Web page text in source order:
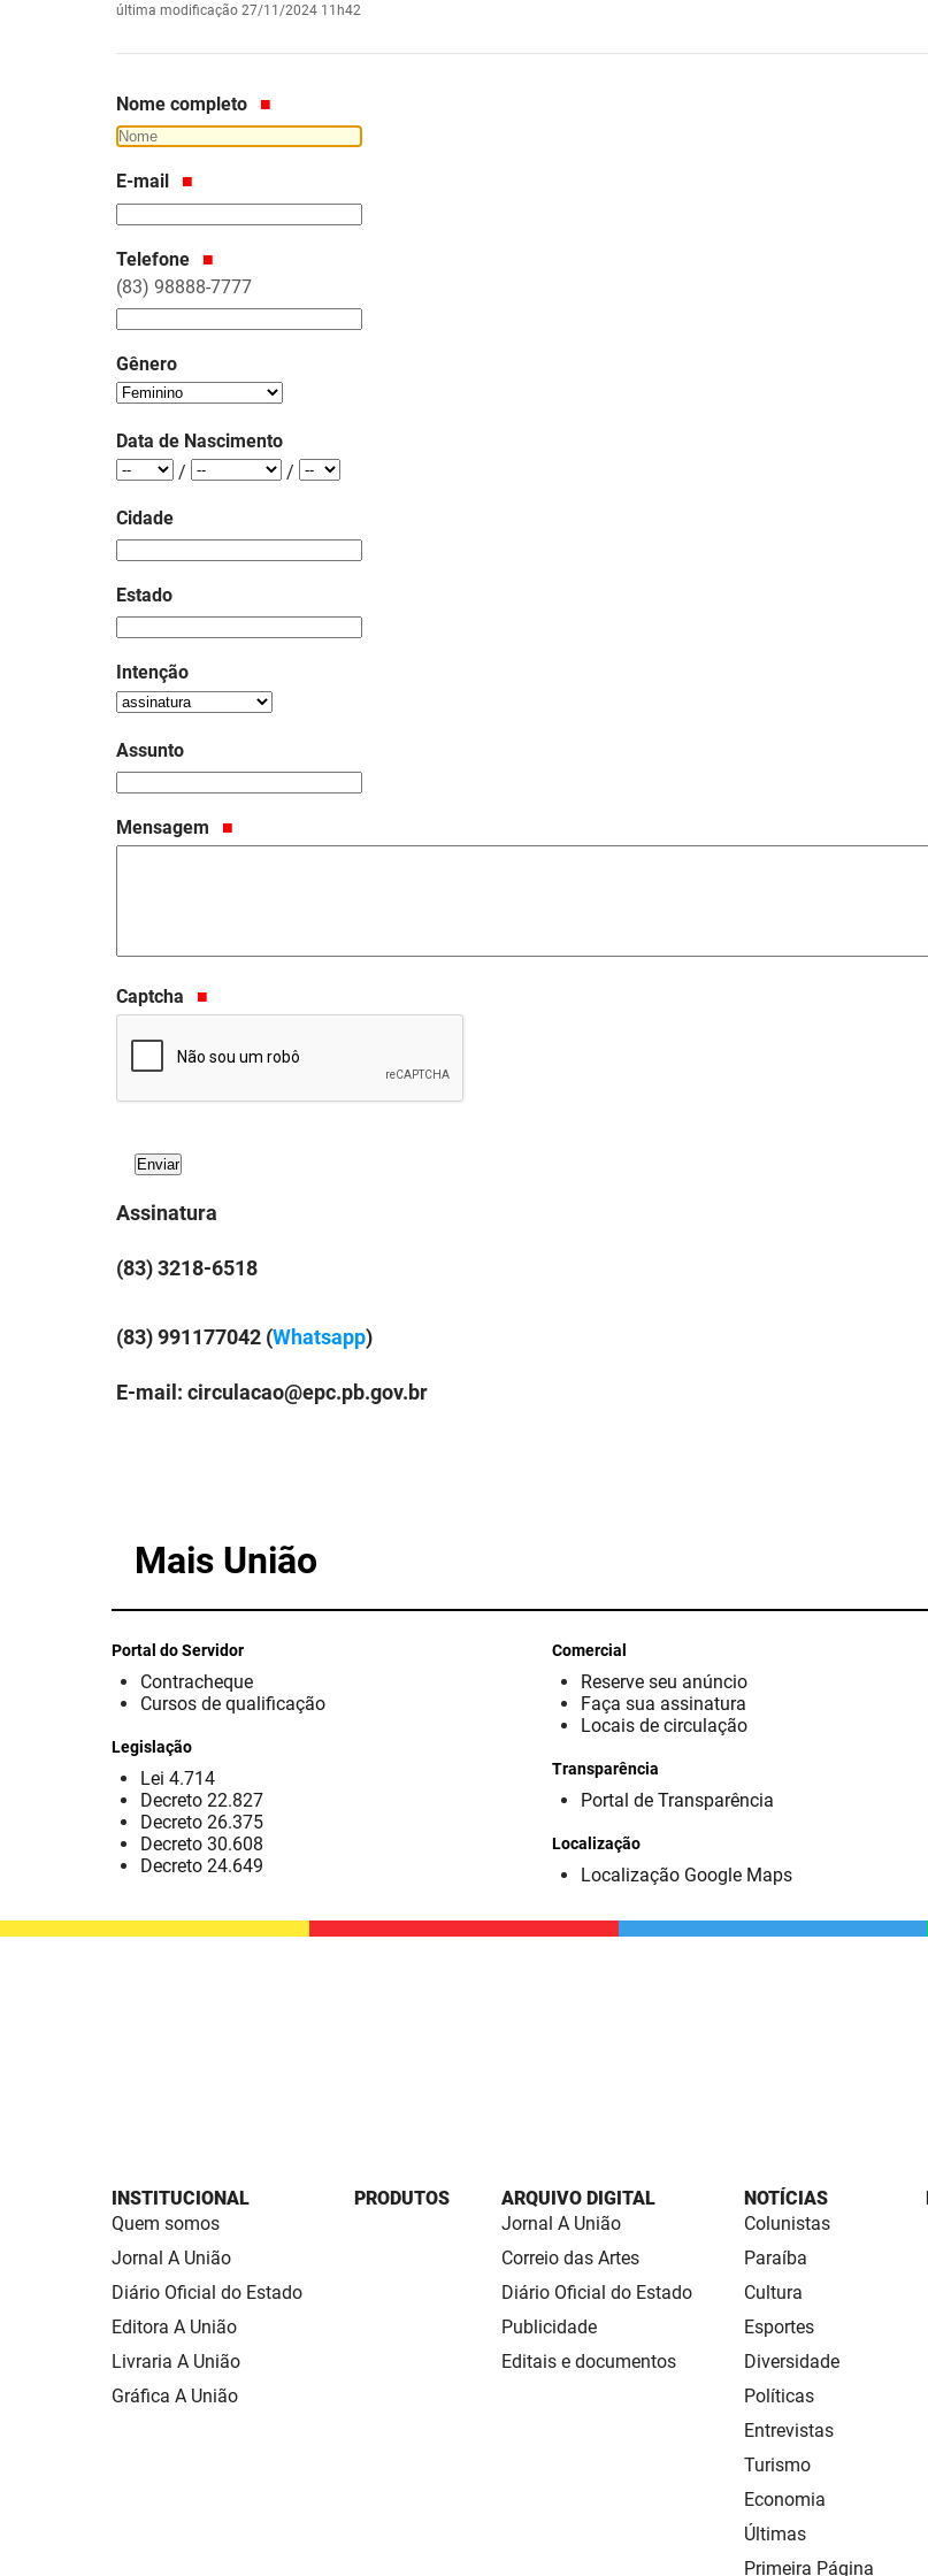
última modificação 27/11/2024 11h42
Nome completo
E-mail
Telefone
(83) 98888-7777
Gênero
Data de Nascimento
Ano
/
Mês /
Dia
Cidade
Estado
Intenção
Assunto
Mensagem
Captcha
Assinatura
(83) 3218-6518
(83) 991177042 (Whatsapp)
E-mail: circulacao@epc.pb.gov.br
Mais União
Portal do Servidor
Contracheque
Cursos de qualificação
Legislação
Lei 4.714
Decreto 22.827
Decreto 26.375
Decreto 30.608
Decreto 24.649
Comercial
Reserve seu anúncio
Faça sua assinatura
Locais de circulação
Transparência
Portal de Transparência
Localização
Localização Google Maps
INSTITUCIONAL
Quem somos
Jornal A União
Diário Oficial do Estado
Editora A União
Livraria A União
Gráfica A União
PRODUTOS
ARQUIVO DIGITAL
Jornal A União
Correio das Artes
Diário Oficial do Estado
Publicidade
Editais e documentos
NOTÍCIAS
Colunistas
Paraíba
Cultura
Esportes
Diversidade
Políticas
Entrevistas
Turismo
Economia
Últimas
Primeira Página